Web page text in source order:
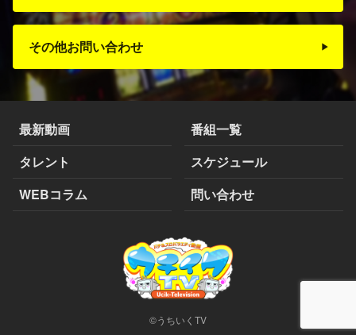
その他お問い合わせ
最新動画
番組一覧
タレント
スケジュール
WEBコラム
問い合わせ
©うちいくTV